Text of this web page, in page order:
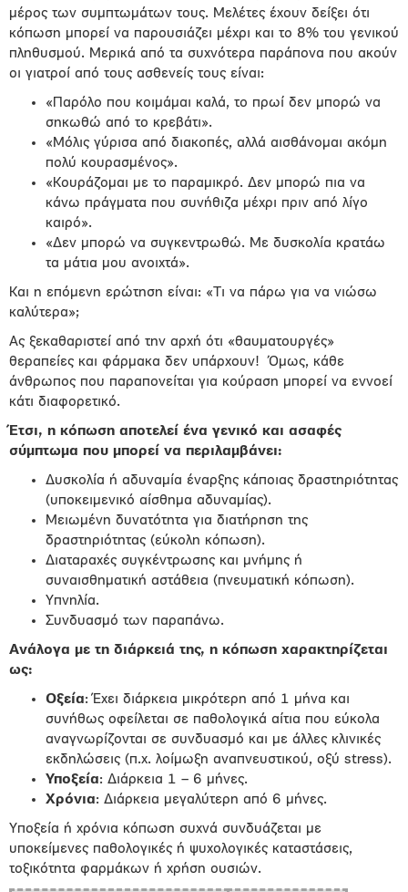
μέρος των συμπτωμάτων τους. Μελέτες έχουν δείξει ότι
κόπωση μπορεί να παρουσιάζει μέχρι και το 8% του γενικού
πληθυσμού. Μερικά από τα συχνότερα παράπονα που ακούν
οι γιατροί από τους ασθενείς τους είναι:
«Παρόλο που κοιμάμαι καλά, το πρωί δεν μπορώ να
σηκωθώ από το κρεβάτι».
«Μόλις γύρισα από διακοπές, αλλά αισθάνομαι ακόμη
πολύ κουρασμένος».
«Κουράζομαι με το παραμικρό. Δεν μπορώ πια να
κάνω πράγματα που συνήθιζα μέχρι πριν από λίγο
καιρό».
«Δεν μπορώ να συγκεντρωθώ. Με δυσκολία κρατάω
τα μάτια μου ανοιχτά».
Και η επόμενη ερώτηση είναι: «Τι να πάρω για να νιώσω
καλύτερα»;
Ας ξεκαθαριστεί από την αρχή ότι «θαυματουργές»
θεραπείες και φάρμακα δεν υπάρχουν!
Όμως, κάθε
άνθρωπος που παραπονείται για κούραση μπορεί να εννοεί
κάτι διαφορετικό.
Έτσι, η κόπωση αποτελεί ένα γενικό και ασαφές
σύμπτωμα που μπορεί να περιλαμβάνει:
Δυσκολία ή αδυναμία έναρξης κάποιας δραστηριότητας
(υποκειμενικό αίσθημα αδυναμίας).
Μειωμένη δυνατότητα για διατήρηση της
δραστηριότητας (εύκολη κόπωση).
Διαταραχές συγκέντρωσης και μνήμης ή
συναισθηματική αστάθεια (πνευματική κόπωση).
Υπνηλία.
Συνδυασμό των παραπάνω.
Ανάλογα με τη διάρκειά της, η κόπωση χαρακτηρίζεται
ως:
Οξεία: Έχει διάρκεια μικρότερη από 1 μήνα και
συνήθως οφείλεται σε παθολογικά αίτια που εύκολα
αναγνωρίζονται σε συνδυασμό και με άλλες κλινικές
εκδηλώσεις (π.χ. λοίμωξη αναπνευστικού, οξύ stress).
Υποξεία: Διάρκεια 1 – 6 μήνες.
Χρόνια: Διάρκεια μεγαλύτερη από 6 μήνες.
Υποξεία ή χρόνια κόπωση συχνά συνδυάζεται με
υποκείμενες παθολογικές ή ψυχολογικές καταστάσεις,
τοξικότητα φαρμάκων ή χρήση ουσιών.